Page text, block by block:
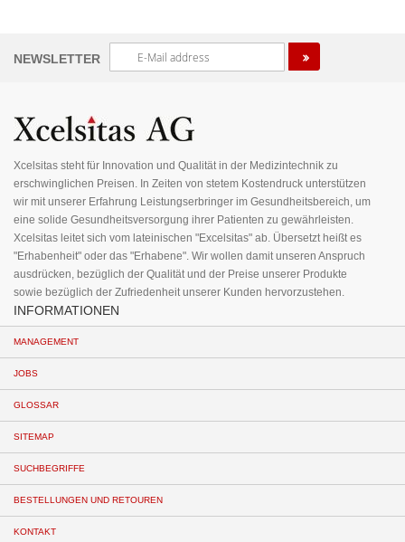
NEWSLETTER
Melden
Sie
unseren
Newsletter
Xcelsitas steht für Innovation und Qualität in der Medizintechnik zu
erschwinglichen Preisen. In Zeiten von stetem Kostendruck unterstützen
wir mit unserer Erfahrung Leistungserbringer im Gesundheitsbereich, um
eine solide Gesundheitsversorgung ihrer Patienten zu gewährleisten.
Xcelsitas leitet sich vom lateinischen "Excelsitas" ab. Übersetzt heißt es
"Erhabenheit" oder das "Erhabene". Wir wollen damit unseren Anspruch
ausdrücken, bezüglich der Qualität und der Preise unserer Produkte
sowie bezüglich der Zufriedenheit unserer Kunden hervorzustehen.
INFORMATIONEN
MANAGEMENT
JOBS
GLOSSAR
SITEMAP
SUCHBEGRIFFE
BESTELLUNGEN UND RETOUREN
KONTAKT